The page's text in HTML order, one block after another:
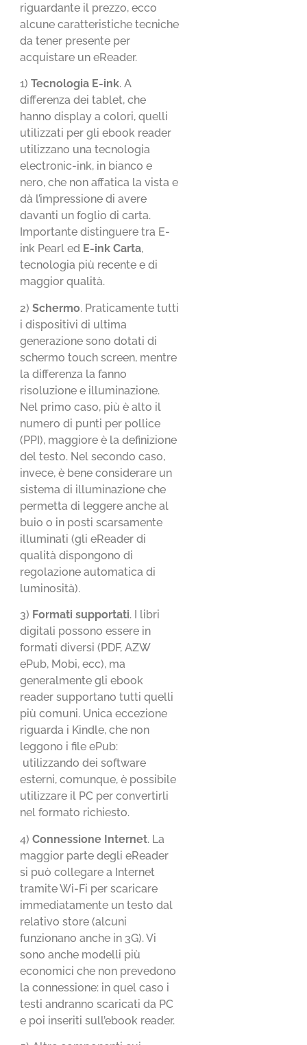
riguardante il prezzo, ecco
alcune caratteristiche tecniche
da tener presente per
acquistare un eReader.
1)Tecnologia E-ink. A
differenza dei tablet, che
hanno display a colori, quelli
utilizzati per gli ebook reader
utilizzano una tecnologia
electronic-ink, in bianco e
nero, che non affatica la vista e
dà l’impressione di avere
davanti un foglio di carta.
Importante distinguere tra E-
ink Pearl ed E-ink Carta,
tecnologia più recente e di
maggior qualità.
2)Schermo. Praticamente tutti
i dispositivi di ultima
generazione sono dotati di
schermo touch screen, mentre
la differenza la fanno
risoluzione e illuminazione.
Nel primo caso, più è alto il
numero di punti per pollice
(PPI), maggiore è la definizione
del testo. Nel secondo caso,
invece, è bene considerare un
sistema di illuminazione che
permetta di leggere anche al
buio o in posti scarsamente
illuminati (gli eReader di
qualità dispongono di
regolazione automatica di
luminosità).
3) Formati supportati. I libri
digitali possono essere in
formati diversi (PDF, AZW
ePub, Mobi, ecc), ma
generalmente gli ebook
reader supportano tutti quelli
più comuni. Unica eccezione
riguarda i Kindle, che non
leggono i file ePub:
utilizzando dei software
esterni, comunque, è possibile
utilizzare il PC per convertirli
nel formato richiesto.
4)Connessione Internet. La
maggior parte degli eReader
si può collegare a Internet
tramite Wi-Fi per scaricare
immediatamente un testo dal
relativo store (alcuni
funzionano anche in 3G). Vi
sono anche modelli più
economici che non prevedono
la connessione: in quel caso i
testi andranno scaricati da PC
e poi inseriti sull’ebook reader.